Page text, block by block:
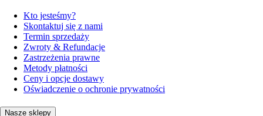
Kto jesteśmy?
Skontaktuj się z nami
Termin sprzedaży
Zwroty & Refundacje
Zastrzeżenia prawne
Metody płatności
Ceny i opcje dostawy
Oświadczenie o ochronie prywatności
Nasze sklepy